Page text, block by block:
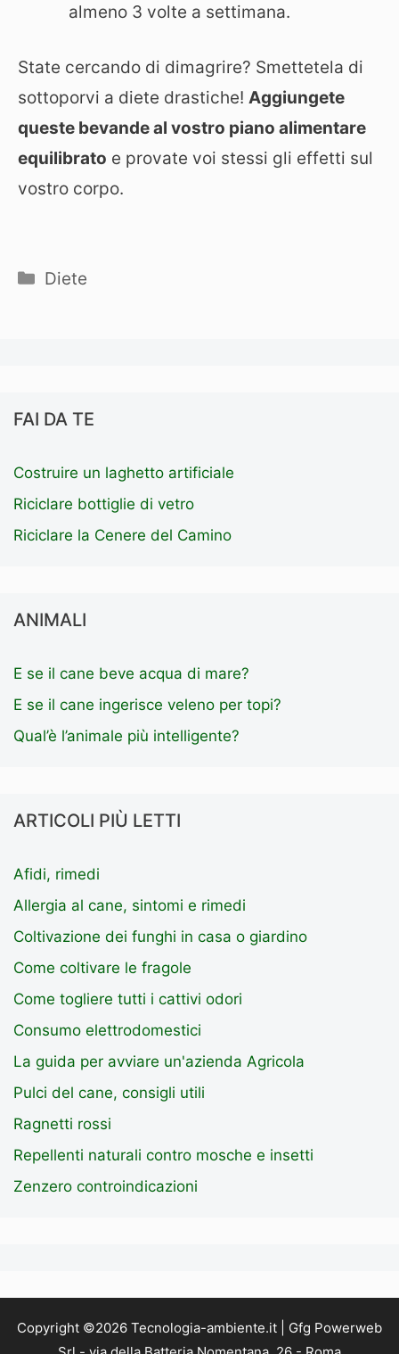
almeno 3 volte a settimana.
State cercando di dimagrire? Smettetela di
sottoporvi a diete drastiche! Aggiungete
queste bevande al vostro piano alimentare
equilibrato e provate voi stessi gli effetti sul
vostro corpo.
Categorie
Diete
FAI DA TE
Costruire un laghetto artificiale
Riciclare bottiglie di vetro
Riciclare la Cenere del Camino
ANIMALI
E se il cane beve acqua di mare?
E se il cane ingerisce veleno per topi?
Qual’è l’animale più intelligente?
ARTICOLI PIÙ LETTI
Afidi, rimedi
Allergia al cane, sintomi e rimedi
Coltivazione dei funghi in casa o giardino
Come coltivare le fragole
Come togliere tutti i cattivi odori
Consumo elettrodomestici
La guida per avviare un'azienda Agricola
Pulci del cane, consigli utili
Ragnetti rossi
Repellenti naturali contro mosche e insetti
Zenzero controindicazioni
Copyright ©2026 Tecnologia-ambiente.it | Gfg Powerweb